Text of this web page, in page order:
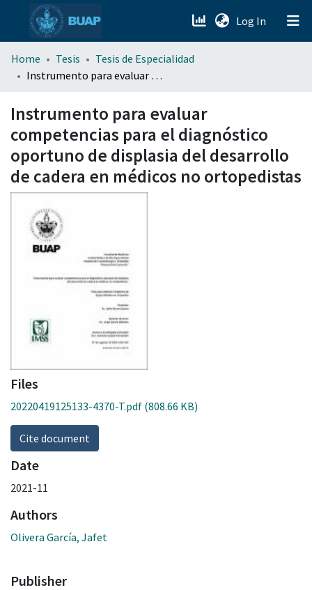
Log In (current)
menu.section.about_menu
Home Tesis
Tesis de Especialidad
Instrumento para evaluar competencias para el diagnóstico oportuno de displasia del desarrollo de cadera en médicos no ortopedistas
Instrumento para evaluar
competencias para el diagnóstico
oportuno de displasia del desarrollo
de cadera en médicos no ortopedistas
Files
20220419125133-4370-T.pdf (808.66 KB)
Cite document
Date
2021-11
Authors
Olivera García, Jafet
Publisher